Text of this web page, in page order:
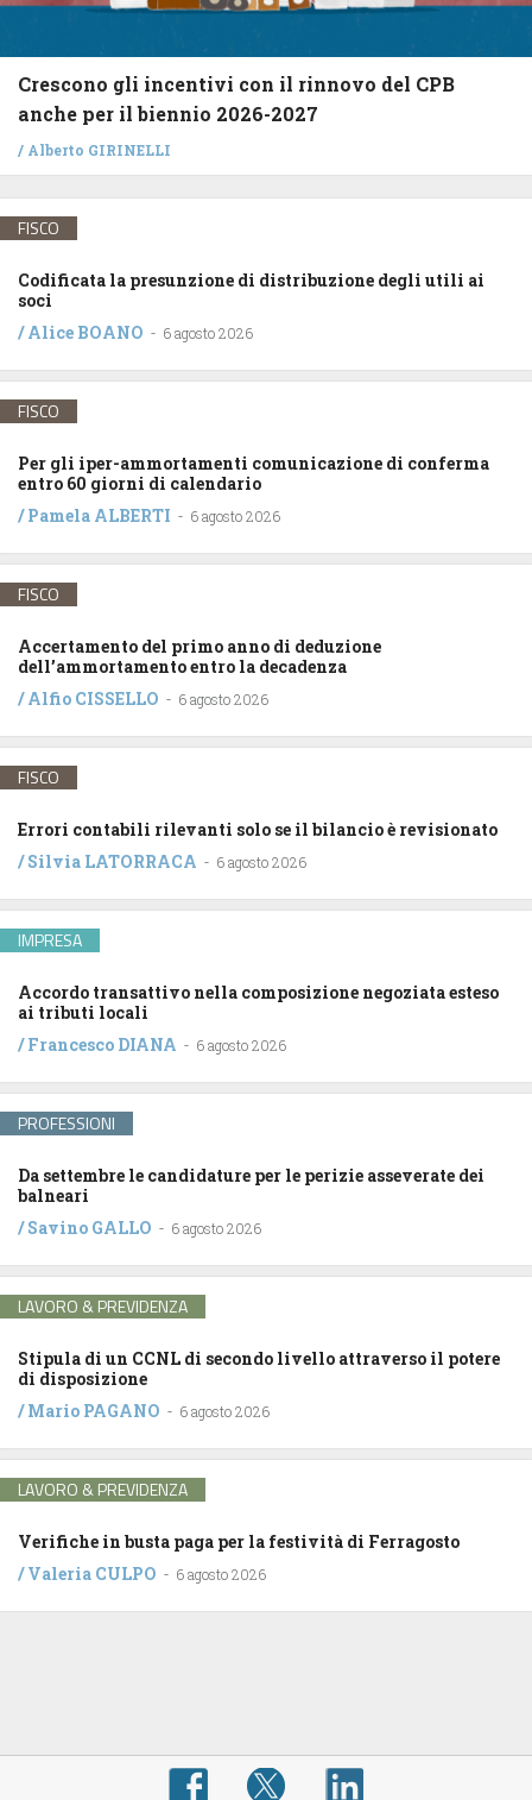
Crescono gli incentivi con il rinnovo del CPB
anche per il biennio 2026-2027
/ Alberto GIRINELLI
FISCO
Codificata la presunzione di distribuzione degli utili ai
soci
/Alice BOANO - 6 agosto 2026
FISCO
Per gli iper-ammortamenti comunicazione di conferma
entro 60 giorni di calendario
/Pamela ALBERTI - 6 agosto 2026
FISCO
Accertamento del primo anno di deduzione
dell’ammortamento entro la decadenza
/Alfio CISSELLO - 6 agosto 2026
FISCO
Errori contabili rilevanti solo se il bilancio è revisionato
/Silvia LATORRACA - 6 agosto 2026
IMPRESA
Accordo transattivo nella composizione negoziata esteso
ai tributi locali
/Francesco DIANA - 6 agosto 2026
PROFESSIONI
Da settembre le candidature per le perizie asseverate dei
balneari
/Savino GALLO - 6 agosto 2026
LAVORO & PREVIDENZA
Stipula di un CCNL di secondo livello attraverso il potere
di disposizione
/Mario PAGANO - 6 agosto 2026
LAVORO & PREVIDENZA
Verifiche in busta paga per la festività di Ferragosto
/Valeria CULPO - 6 agosto 2026